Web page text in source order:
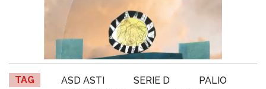
TAG ASD ASTI SERIE D
PALIO